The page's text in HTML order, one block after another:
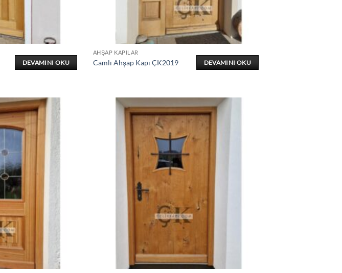
DEVAMINI OKU
AHŞAP KAPILAR
Camlı Ahşap Kapı ÇK2019 DEVAMINI OKU